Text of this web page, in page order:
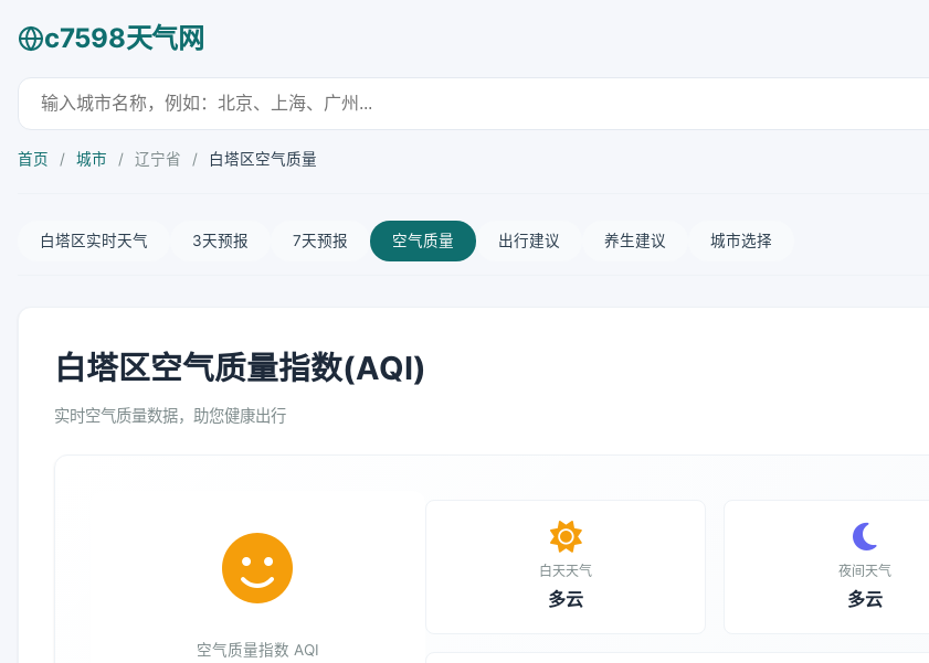
c7598天气网
首页 / 城市 / 辽宁省 / 白塔区空气质量
白塔区实时天气 3天预报 7天预报 空气质量 出行建议 养生建议 城市选择
白塔区空气质量指数(AQI)
实时空气质量数据，助您健康出行
空气质量指数 AQI
白天天气
多云
夜间天气
多云